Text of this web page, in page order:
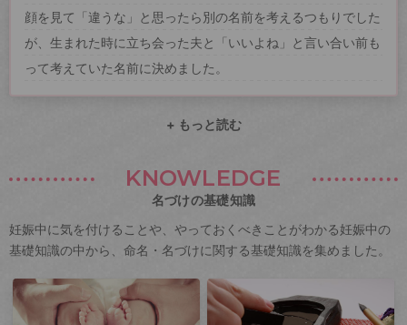
顔を見て「違うな」と思ったら別の名前を考えるつもりでした
が、生まれた時に立ち会った夫と「いいよね」と言い合い前も
って考えていた名前に決めました。
+ もっと読む
KNOWLEDGE
名づけの基礎知識
妊娠中に気を付けることや、やっておくべきことがわかる妊娠中の
基礎知識の中から、命名・名づけに関する基礎知識を集めました。